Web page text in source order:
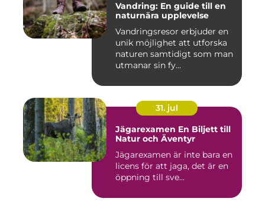
Vandring: En guide till en
naturnära upplevelse
Vandringsresor erbjuder en
unik möjlighet att utforska
naturen samtidigt som man
utmanar sin fy...
31. jul
Jägarexamen En Biljett till
Natur och Äventyr
Jägarexamen är inte bara en
licens för att jaga, det är en
öppning till sve...